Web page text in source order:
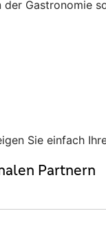
Gastronomie
Sie einfach